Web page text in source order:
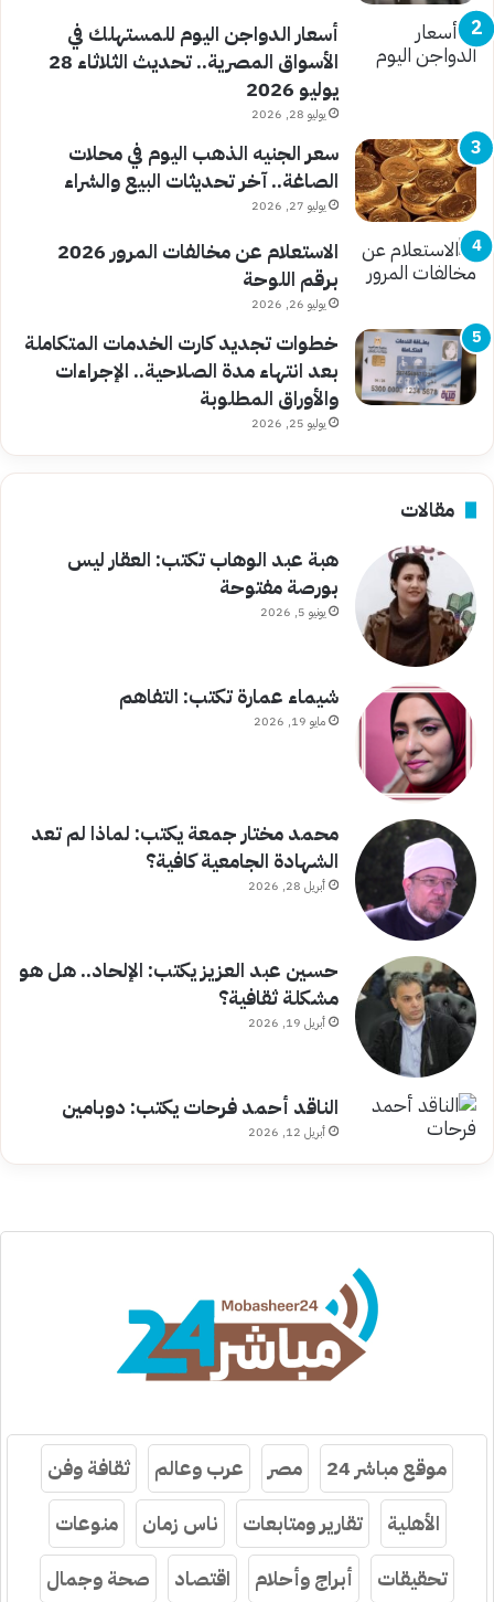
أسعار الدواجن اليوم للمستهلك في
الأسواق المصرية.. تحديث الثلاثاء 28
يوليو 2026
يوليو 28, 2026
سعر الجنيه الذهب اليوم في محلات
الصاغة.. آخر تحديثات البيع والشراء
يوليو 27, 2026
الاستعلام عن مخالفات المرور 2026
برقم اللوحة
يوليو 26, 2026
خطوات تجديد كارت الخدمات المتكاملة
بعد انتهاء مدة الصلاحية.. الإجراءات
والأوراق المطلوبة
يوليو 25, 2026
مقالات
هبة عبد الوهاب تكتب: العقار ليس
بورصة مفتوحة
يونيو 5, 2026
شيماء عمارة تكتب: التفاهم
مايو 19, 2026
محمد مختار جمعة يكتب: لماذا لم تعد
الشهادة الجامعية كافية؟
أبريل 28, 2026
حسين عبد العزيز يكتب: الإلحاد.. هل هو
مشكلة ثقافية؟
أبريل 19, 2026
الناقد أحمد فرحات يكتب: دوبامين
أبريل 12, 2026
موقع مباشر 24 مصر عرب وعالم
ثقافة وفن
الأهلية
تقارير ومتابعات ناس زمان
منوعات
تحقيقات
أبراج وأحلام اقتصاد صحة وجمال